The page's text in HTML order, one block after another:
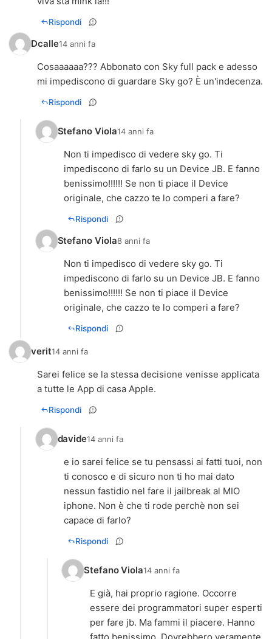
Rispondi
Dcalle14 anni fa
Cosaaaaaa??? Abbonato con Sky full pack e adesso
mi impediscono di guardare Sky go? È un'indecenza.
Rispondi
Stefano Viola14 anni fa
Non ti impedisco di vedere sky go. Ti
impediscono di farlo su un Device JB. E fanno
benissimo!!!!!! Se non ti piace il Device
originale, che cazzo te lo comperi a fare?
Rispondi
Stefano Viola8 anni fa
Non ti impedisco di vedere sky go. Ti
impediscono di farlo su un Device JB. E fanno
benissimo!!!!!! Se non ti piace il Device
originale, che cazzo te lo comperi a fare?
Rispondi
verit14 anni fa
Sarei felice se la stessa decisione venisse applicata
a tutte le App di casa Apple.
Rispondi
davide14 anni fa
e io sarei felice se tu pensassi ai fatti tuoi, non
ti conosco e di sicuro non ti ho mai dato
nessun fastidio nel fare il jailbreak al MIO
iphone. Non è che ti rode perchè non sei
capace di farlo?
Rispondi
Stefano Viola14 anni fa
E già, hai proprio ragione. Occorre
essere dei programmatori super esperti
per fare jb. Ma fammi il piacere. Hanno